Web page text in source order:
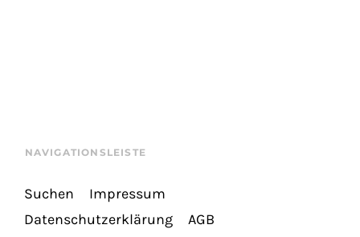
NAVIGATIONSLEISTE
Suchen
Impressum
Datenschutzerklärung
AGB